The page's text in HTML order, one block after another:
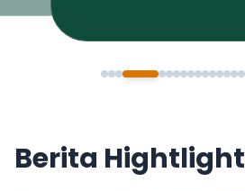
Berita Hightlight